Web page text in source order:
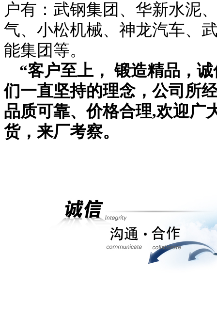
户有：武钢集团、华新水泥
气、小松机械、神龙汽车、
能集团等。
“客户至上， 锻造精品，
们一直坚持的理念，公司所
品质可靠、价格合理,欢迎广
货，来厂考察。